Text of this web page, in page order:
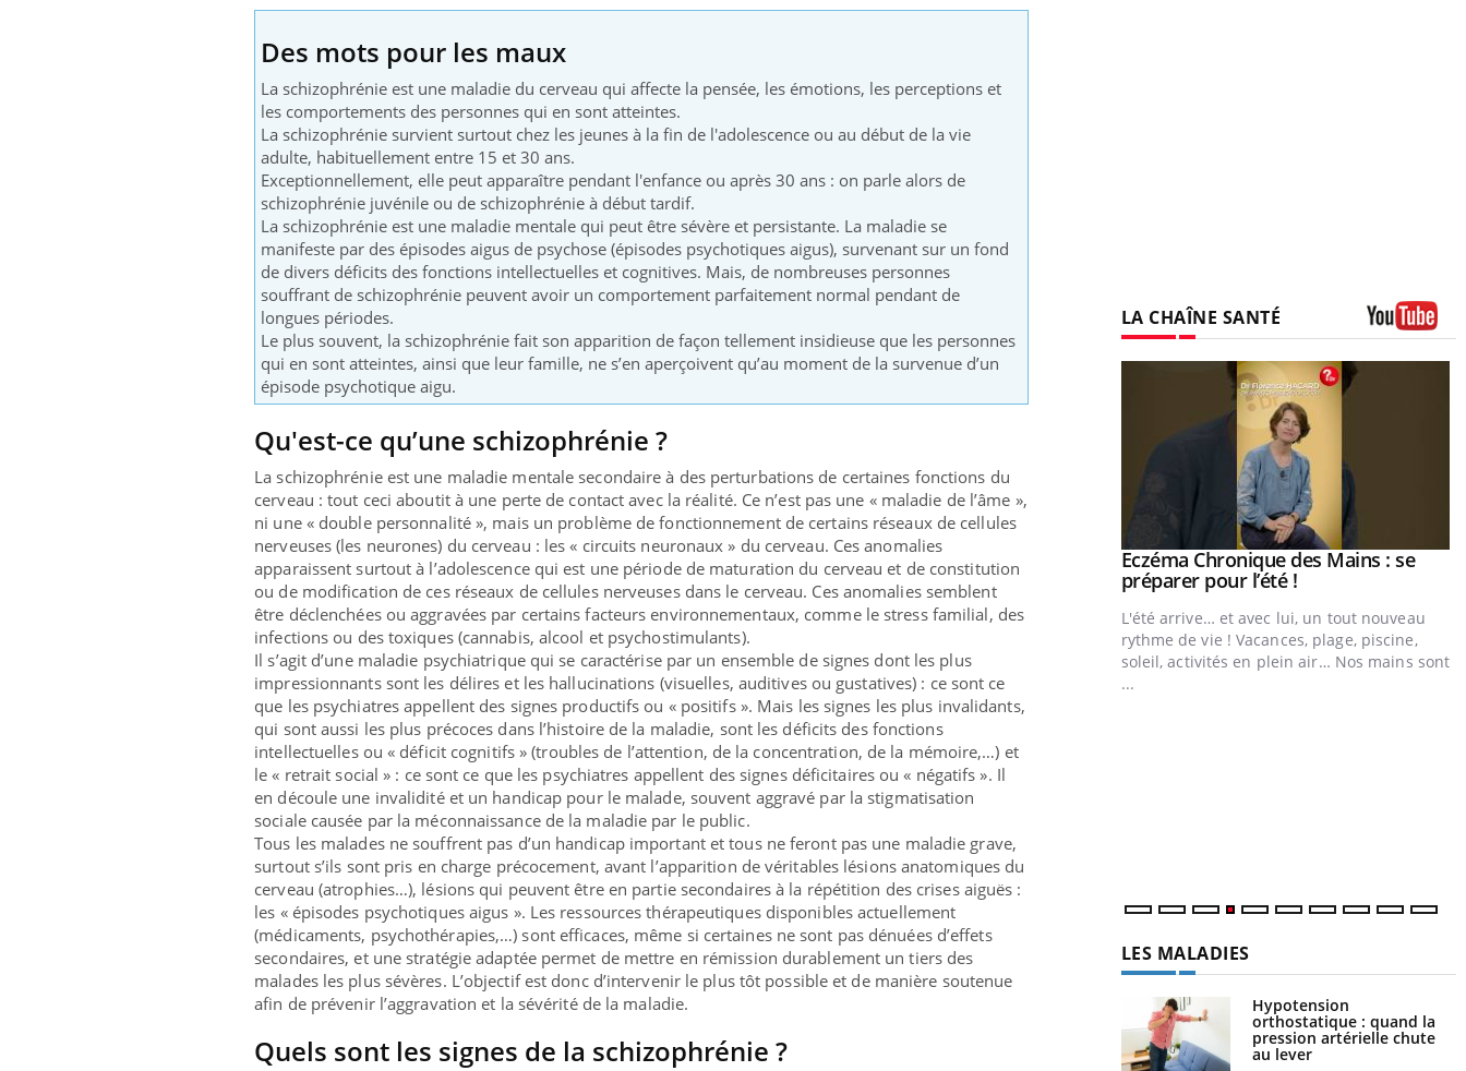
Des mots pour les maux
La schizophrénie est une maladie du cerveau qui affecte la pensée, les émotions, les perceptions et
les comportements des personnes qui en sont atteintes.
La schizophrénie survient surtout chez les jeunes à la fin de l'adolescence ou au début de la vie
adulte, habituellement entre 15 et 30 ans.
Exceptionnellement, elle peut apparaître pendant l'enfance ou après 30 ans : on parle alors de
schizophrénie juvénile ou de schizophrénie à début tardif.
La schizophrénie est une maladie mentale qui peut être sévère et persistante. La maladie se
manifeste par des épisodes aigus de psychose (épisodes psychotiques aigus), survenant sur un fond
de divers déficits des fonctions intellectuelles et cognitives. Mais, de nombreuses personnes
souffrant de schizophrénie peuvent avoir un comportement parfaitement normal pendant de
longues périodes.
Le plus souvent, la schizophrénie fait son apparition de façon tellement insidieuse que les personnes
qui en sont atteintes, ainsi que leur famille, ne s’en aperçoivent qu’au moment de la survenue d’un
épisode psychotique aigu.
Qu'est-ce qu’une schizophrénie ?
La schizophrénie est une maladie mentale secondaire à des perturbations de certaines fonctions du
cerveau : tout ceci aboutit à une perte de contact avec la réalité. Ce n’est pas une « maladie de l’âme »,
ni une « double personnalité », mais un problème de fonctionnement de certains réseaux de cellules
nerveuses (les neurones) du cerveau : les « circuits neuronaux » du cerveau. Ces anomalies
apparaissent surtout à l’adolescence qui est une période de maturation du cerveau et de constitution
ou de modification de ces réseaux de cellules nerveuses dans le cerveau. Ces anomalies semblent
être déclenchées ou aggravées par certains facteurs environnementaux, comme le stress familial, des
infections ou des toxiques (cannabis, alcool et psychostimulants).
Il s’agit d’une maladie psychiatrique qui se caractérise par un ensemble de signes dont les plus
impressionnants sont les délires et les hallucinations (visuelles, auditives ou gustatives) : ce sont ce
que les psychiatres appellent des signes productifs ou « positifs ». Mais les signes les plus invalidants,
qui sont aussi les plus précoces dans l’histoire de la maladie, sont les déficits des fonctions
intellectuelles ou « déficit cognitifs » (troubles de l’attention, de la concentration, de la mémoire,…) et
le « retrait social » : ce sont ce que les psychiatres appellent des signes déficitaires ou « négatifs ». Il
en découle une invalidité et un handicap pour le malade, souvent aggravé par la stigmatisation
sociale causée par la méconnaissance de la maladie par le public.
Tous les malades ne souffrent pas d’un handicap important et tous ne feront pas une maladie grave,
surtout s’ils sont pris en charge précocement, avant l’apparition de véritables lésions anatomiques du
cerveau (atrophies…), lésions qui peuvent être en partie secondaires à la répétition des crises aiguës :
les « épisodes psychotiques aigus ». Les ressources thérapeutiques disponibles actuellement
(médicaments, psychothérapies,…) sont efficaces, même si certaines ne sont pas dénuées d’effets
secondaires, et une stratégie adaptée permet de mettre en rémission durablement un tiers des
malades les plus sévères. L’objectif est donc d’intervenir le plus tôt possible et de manière soutenue
afin de prévenir l’aggravation et la sévérité de la maladie.
Quels sont les signes de la schizophrénie ?
LA CHAÎNE SANTÉ
Eczéma Chronique des Mains :
expliquer ma maladieYoutube
Il y a des sujets qui sont faciles à aborder...
d'autres non ! D'un côté, poser des questions
sur la maladie d'un proche c'est montrer ...
Youtube
Carence en fer : comprendre pour
prévenirYoutube
Fatigue, irritabilité, brouillard mental ou
même alopécie… Les symptômes de la
carence en fer sont multiples ce qui la rend
...
Youtube
Insuline & Charge mentale : et si on
osait en parler?? Youtube
En 2026, l'insuline dans le diabète de type 2
patients comme parfois chez les soignants.
Youtube
Eczéma Chronique des Mains : se
préparer pour l’été !Youtube
L'été arrive… et avec lui, un tout nouveau
rythme de vie ! Vacances, plage, piscine,
soleil, activités en plein air… Nos mains sont
...
LES MALADIES
Hypotension
orthostatique : quand la
pression artérielle chute
au lever